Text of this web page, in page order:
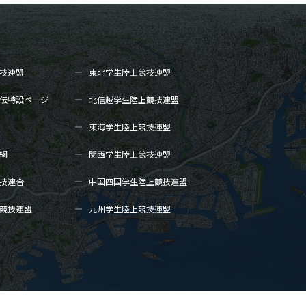
連盟 東北学生陸上競技連盟
特設ページ 北信越学生陸上競技連盟
東海学生陸上競技連盟
関西学生陸上競技連盟
連合 中国四国学生陸上競技連盟
技連盟 九州学生陸上競技連盟